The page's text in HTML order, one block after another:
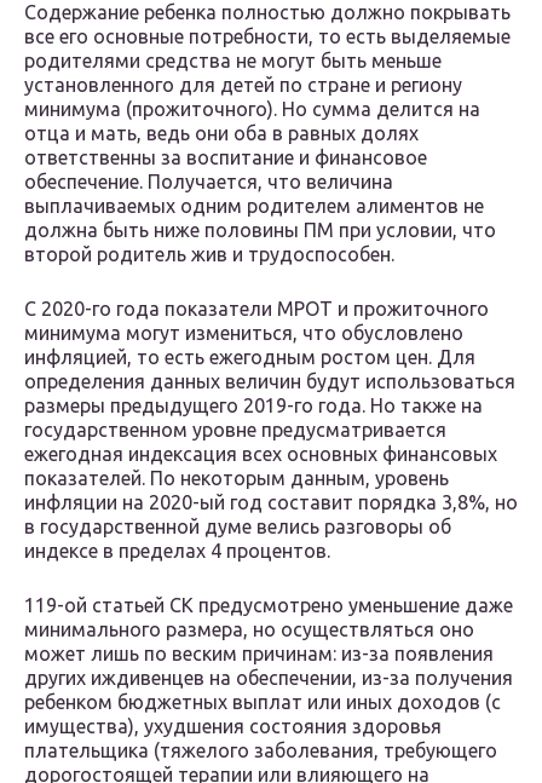
Содержание ребенка полностью должно покрывать
все его основные потребности, то есть выделяемые
родителями средства не могут быть меньше
установленного для детей по стране и региону
минимума (прожиточного). Но сумма делится на
отца и мать, ведь они оба в равных долях
ответственны за воспитание и финансовое
обеспечение. Получается, что величина
выплачиваемых одним родителем алиментов не
должна быть ниже половины ПМ при условии, что
второй родитель жив и трудоспособен.
С 2020-го года показатели МРОТ и прожиточного
минимума могут измениться, что обусловлено
инфляцией, то есть ежегодным ростом цен. Для
определения данных величин будут использоваться
размеры предыдущего 2019-го года. Но также на
государственном уровне предусматривается
ежегодная индексация всех основных финансовых
показателей. По некоторым данным, уровень
инфляции на 2020-ый год составит порядка 3,8%, но
в государственной думе велись разговоры об
индексе в пределах 4 процентов.
119-ой статьей СК предусмотрено уменьшение даже
минимального размера, но осуществляться оно
может лишь по веским причинам: из-за появления
других иждивенцев на обеспечении, из-за получения
ребенком бюджетных выплат или иных доходов (с
имущества), ухудшения состояния здоровья
плательщика (тяжелого заболевания, требующего
дорогостоящей терапии или влияющего на